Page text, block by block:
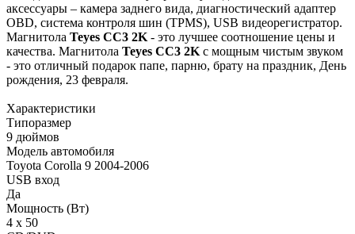
аксессуары – камера заднего вида, диагностический адаптер
OBD, система контроля шин (TPMS), USB видеорегистратор.
Магнитола Teyes СС3 2K- это лучшее соотношение цены и
качества. Магнитола Teyes CC3 2Kс мощным чистым звуком
- это отличный подарок папе, парню, брату на праздник, День
рождения, 23 февраля.
Характеристики
Типоразмер
9 дюймов
Модель автомобиля
Toyota Corolla 9 2004-2006
USB вход
Да
Мощность (Вт)
4 х 50